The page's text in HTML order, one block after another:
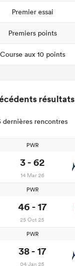
Premier essai
Premiers points
Course aux 10 points
résultats
dernières rencontres
PWR
3 - 62
14 Mar 26
PWR
46 - 17
25 Oct 25
PWR
38 - 17
04 Jan 25